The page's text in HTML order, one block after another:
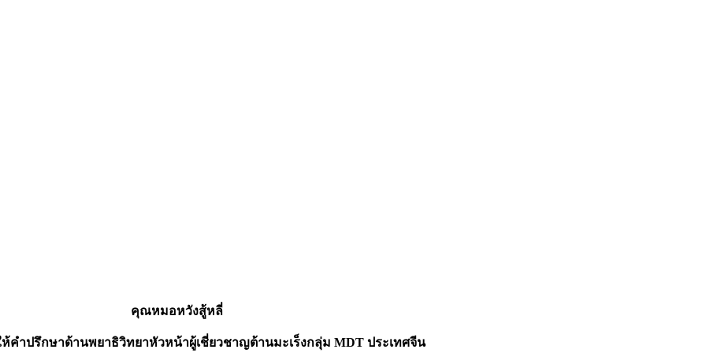
คุณหมอหวังสู้หลี่
ห้คำปรึกษาด้านพยาธิวิทยาหัวหน้าผู้เชี่ยวชาญต้านมะเร็งกลุ่ม MDT ประเทศจีน